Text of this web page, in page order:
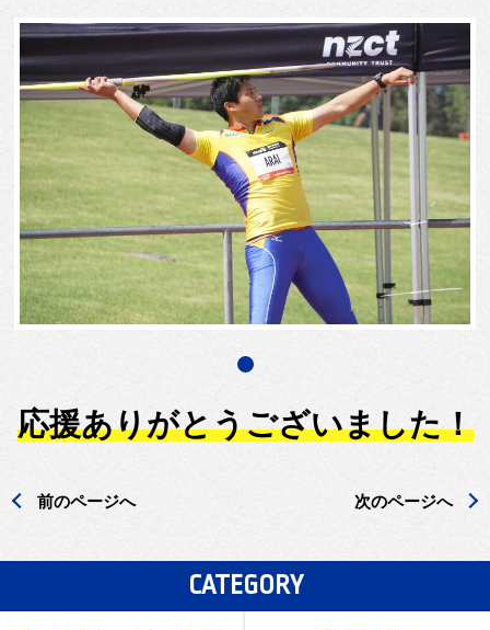
応援ありがとうございました！
前のページへ 次のページへ
CATEGORY